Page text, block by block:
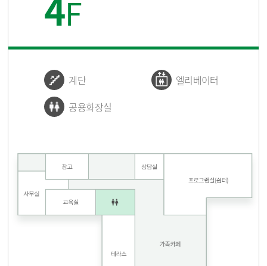
F
계단
엘리베이터
공용화장실